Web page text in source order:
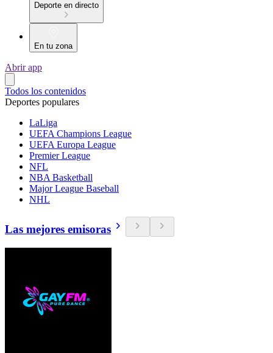
Deporte en directo
En tu zona
Abrir app
Todos los contenidos
Deportes populares
LaLiga
UEFA Champions League
UEFA Europa League
Premier League
NFL
NBA Basketball
Major League Baseball
NHL
Las mejores emisoras